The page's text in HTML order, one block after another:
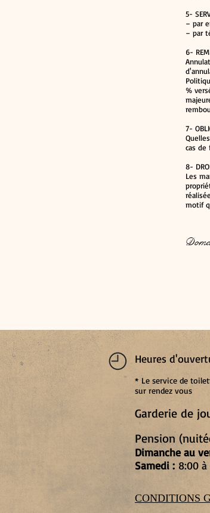
5-
– par
– par
6-
%
7-
cas de
8-
Les
motif
Heures
* Le service de
sur rendez vous
Garderie de
Pension
Dimanche au
Samedi : 8:00 à
CONDITIONS